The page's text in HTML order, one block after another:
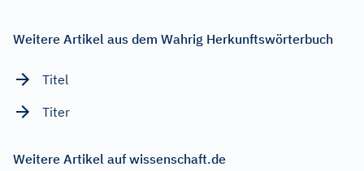
Weitere Artikel aus dem Wahrig Herkunftswörterbuch
Titel
Titer
Weitere Artikel auf wissenschaft.de